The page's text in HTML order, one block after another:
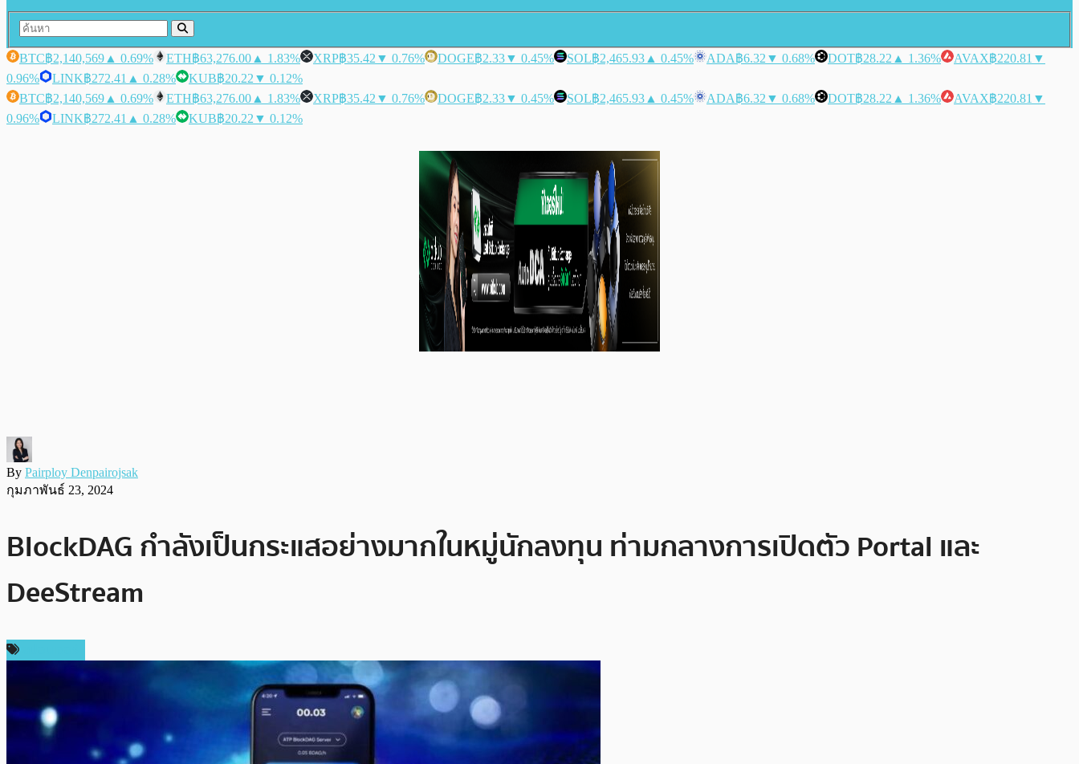
BTC฿2,140,569 ▲ 0.69% ETH฿63,276.00 ▲ 1.83% XRP฿35.42 ▼ 0.76% DOGE฿2.33▼ 0.45% SOL฿2,465.93 ▲ 0.45% ADA฿6.32 ▼ 0.68% DOT฿28.22 ▲ 1.36% AVAX฿220.81 ▼
0.96%
LINK฿272.41 ▲ 0.28% KUB฿20.22 ▼ 0.12%
BTC฿2,140,569 ▲ 0.69% ETH฿63,276.00 ▲ 1.83% XRP฿35.42 ▼ 0.76% DOGE฿2.33▼ 0.45% SOL฿2,465.93 ▲ 0.45% ADA฿6.32 ▼ 0.68% DOT฿28.22 ▲ 1.36% AVAX฿220.81 ▼
0.96%
LINK฿272.41 ▲ 0.28% KUB฿20.22 ▼ 0.12%
By Pairploy Denpairojsak
กุมภาพันธ์ 23, 2024
BlockDAG กำลังเป็นกระแสอย่างมากในหมู่นักลงทุน ท่ามกลางการเปิดตัว Portal และ
DeeStream